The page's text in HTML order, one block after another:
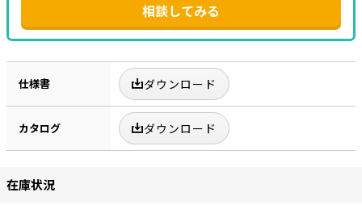
相談してみる
仕様書 ダウンロード
カタログ ダウンロード
在庫状況